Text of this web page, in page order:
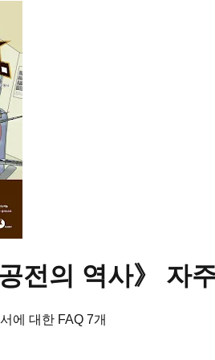
전의 역사》 자
에 대한 FAQ 7개